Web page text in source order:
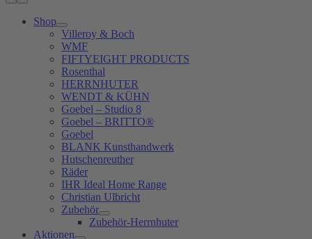
Toggle
Navigation
Shop
Villeroy & Boch
WMF
FIFTYEIGHT PRODUCTS
Rosenthal
HERRNHUTER
WENDT & KÜHN
Goebel – Studio 8
Goebel – BRITTO®
Goebel
BLANK Kunsthandwerk
Hutschenreuther
Räder
IHR Ideal Home Range
Christian Ulbricht
Zubehör
Zubehör-Herrnhuter
Aktionen